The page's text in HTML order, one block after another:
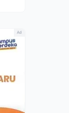
Ad